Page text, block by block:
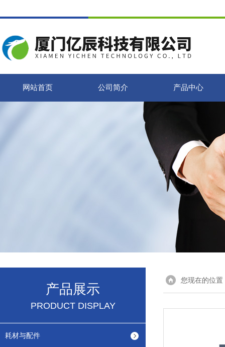
网站首页 公司简介 产品中心
产品展示
PRODUCT DISPLAY
耗材与配件
您现在的位置